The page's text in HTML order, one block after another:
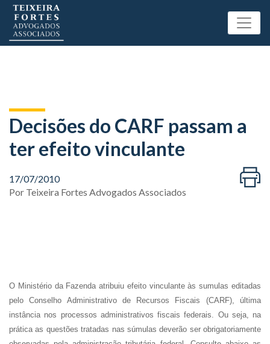
Decisões do CARF passam a
ter efeito vinculante
17/07/2010
Por Teixeira Fortes Advogados Associados
O Ministério da Fazenda atribuiu efeito vinculante às sumulas editadas
pelo Conselho Administrativo de Recursos Fiscais (CARF), última
instância nos processos administrativos fiscais federais. Ou seja, na
prática as questões tratadas nas súmulas deverão ser obrigatoriamente